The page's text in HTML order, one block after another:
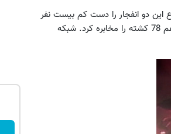
این دو انفجار را دست کم بیست نفر
اعلام کرد. سی‌ان‌ان اما تعداد کشته‌شدگان را 45 نفر اعلام کرد. خبرگزاری فرانسه هم 78 کشته را مخابره کرد. شبکه